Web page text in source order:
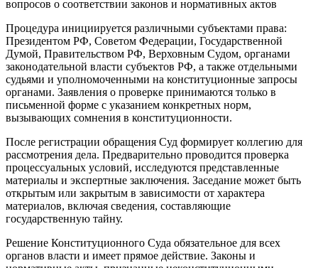
Процедура инициируется различными субъектами права:
Президентом РФ, Советом Федерации, Государственной
Думой, Правительством РФ, Верховным Судом, органами
законодательной власти субъектов РФ, а также отдельными
судьями и уполномоченными на конституционные запросы
органами. Заявления о проверке принимаются только в
письменной форме с указанием конкретных норм,
вызывающих сомнения в конституционности.
После регистрации обращения Суд формирует коллегию для
рассмотрения дела. Предварительно проводится проверка
процессуальных условий, исследуются представленные
материалы и экспертные заключения. Заседание может быть
открытым или закрытым в зависимости от характера
материалов, включая сведения, составляющие
государственную тайну.
Решение Конституционного Суда обязательное для всех
органов власти и имеет прямое действие. Законы и